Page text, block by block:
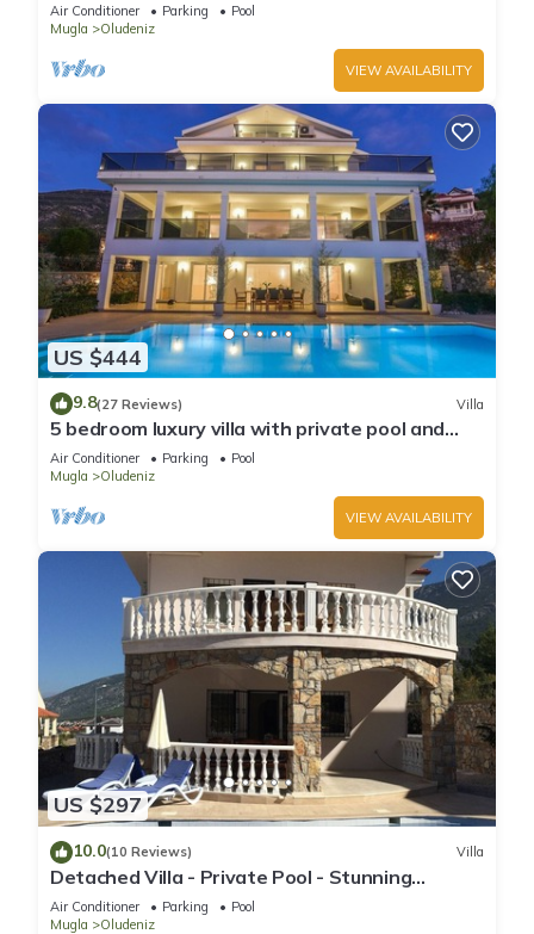
Air Conditioner Parking
Pool
Mugla
Oludeniz
VIEW AVAILABILITY
US $444
9.8(27 Reviews) Villa
5 bedroom luxury villa with private pool and
garden in oludeniz
Air Conditioner Parking
Pool
Mugla
Oludeniz
VIEW AVAILABILITY
US $297
10.0(10 Reviews) Villa
Detached Villa - Private Pool - Stunning
Mountain Views
Air Conditioner Parking
Pool
Mugla
Oludeniz